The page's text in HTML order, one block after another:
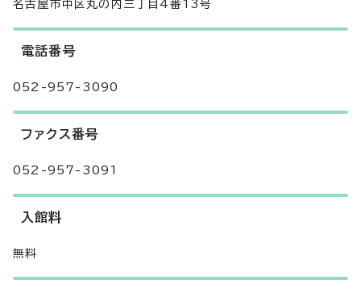
名古屋市中区丸の内三丁目4番13号
電話番号
052-957-3090
ファクス番号
052-957-3091
入館料
無料